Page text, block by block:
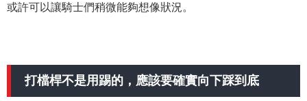
或許可以讓騎士們稍微能夠想像狀況。
打檔桿不是用踢的，應該要確實向下踩到底